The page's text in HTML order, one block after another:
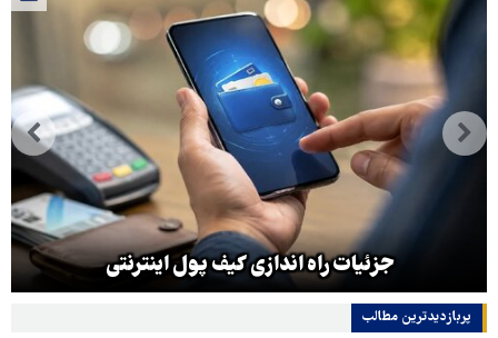
جزئیات راه اندازی کیف پول اینترنتی
پربازدیدترین‌ مطالب